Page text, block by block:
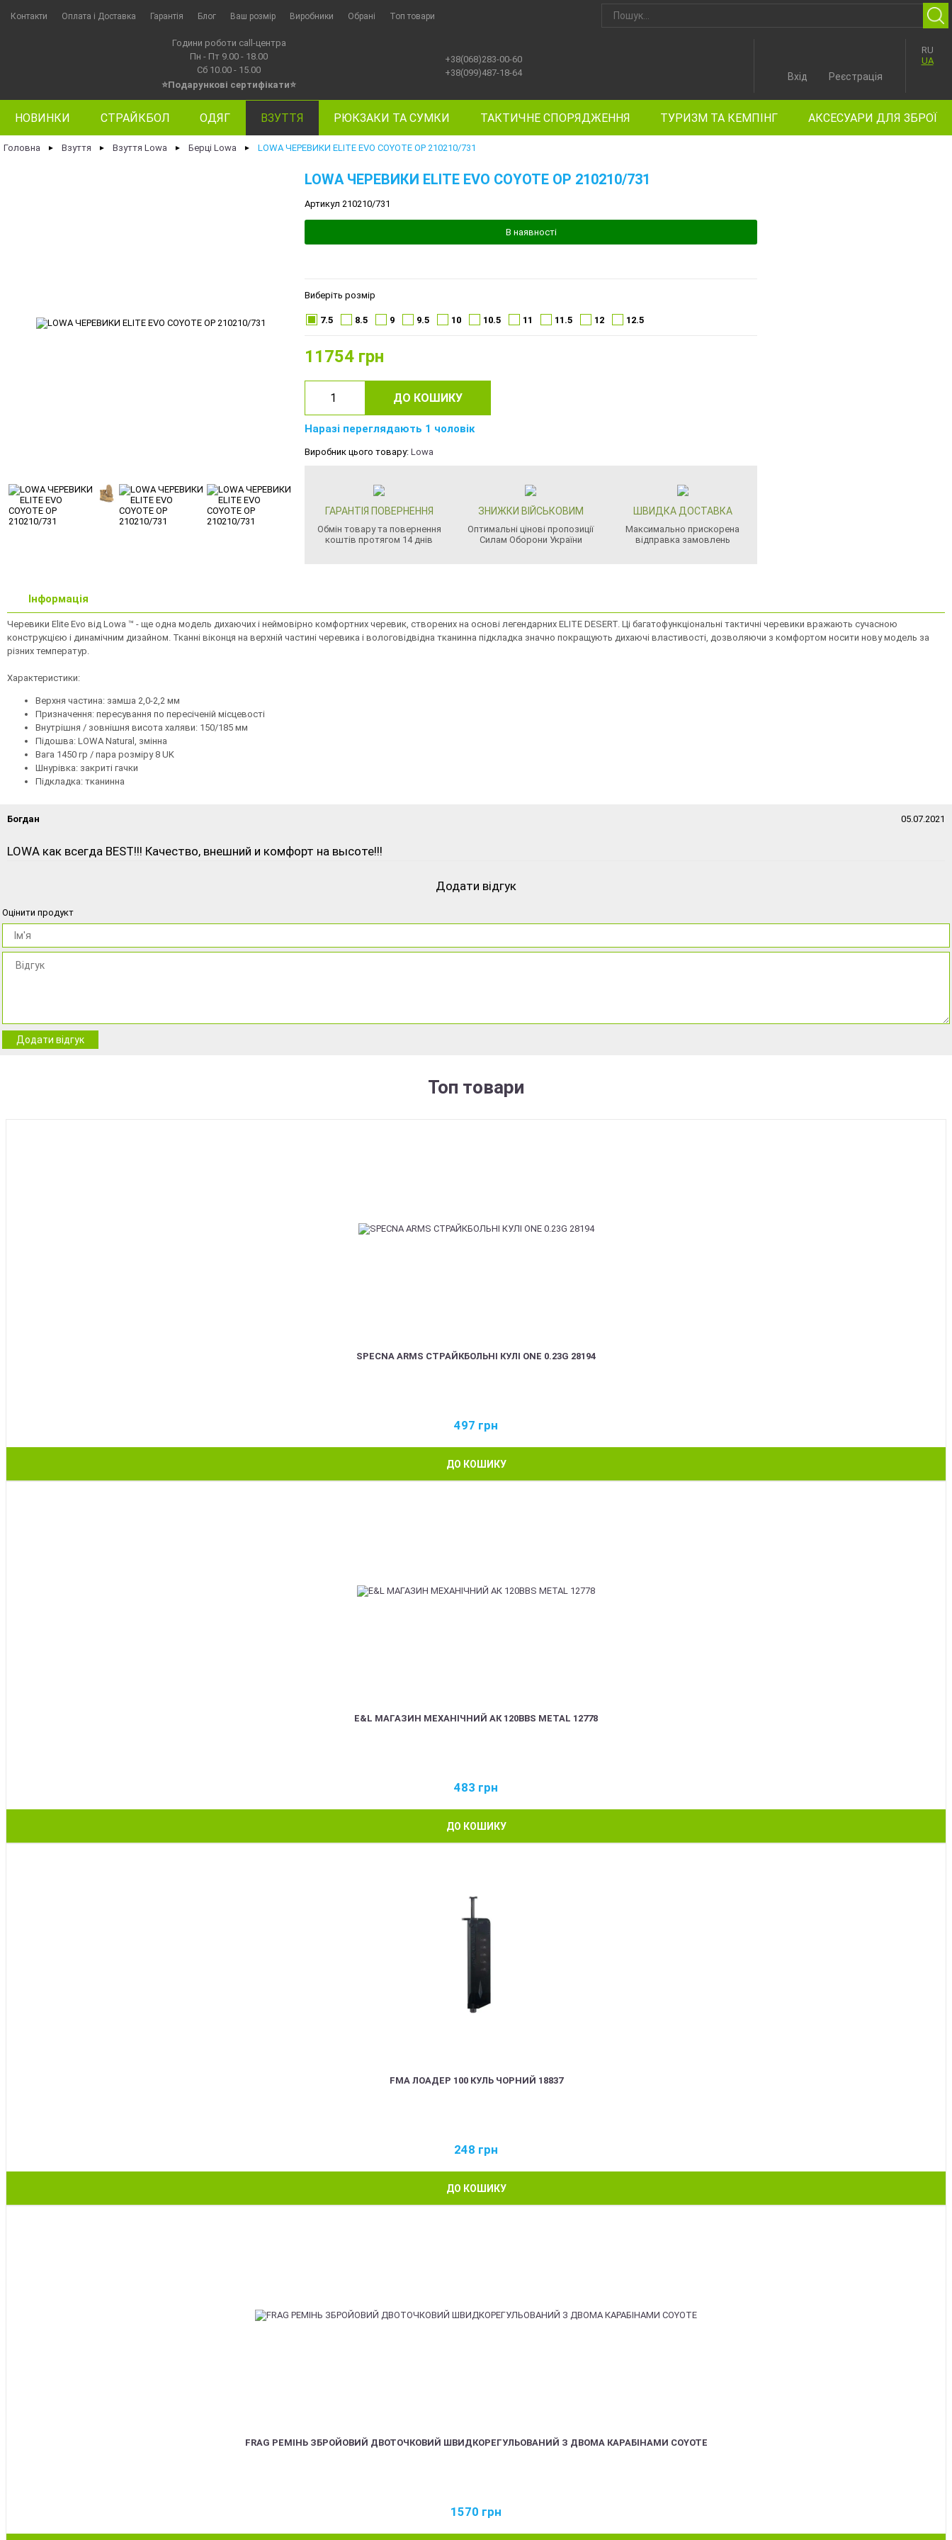
Контакти Оплата i Доставка Гарантія Блог Ваш розмір Виробники Обрані Топ товари
Години роботи call-центра
Пн - Пт 9.00 - 18.00
Сб 10.00 - 15.00
⭐Подарункові сертифікати⭐
+38(068)283-00-60
+38(099)487-18-64
RU
UA
Вхід Реєстрація
НОВИНКИ СТРАЙКБОЛ ОДЯГ ВЗУТТЯ РЮКЗАКИ ТА СУМКИ ТАКТИЧНЕ СПОРЯДЖЕННЯ ТУРИЗМ ТА КЕМПІНГ АКСЕСУАРИ ДЛЯ ЗБРОЇ
Головна ► Взуття ► Взуття Lowa ► Берці Lowa ► LOWA ЧЕРЕВИКИ ELITE EVO COYOTE OP 210210/731
LOWA ЧЕРЕВИКИ ELITE EVO COYOTE OP 210210/731
Артикул 210210/731
В наявності
Виберіть розмір
7.5 8.5 9 9.5 10 10.5 11 11.5 12 12.5
11754 грн
ДО КОШИКУ
Наразі переглядають 1 чоловік
Виробник цього товару: Lowa
ГАРАНТІЯ ПОВЕРНЕННЯ
Обмін товару та повернення
коштів протягом 14 днів
ЗНИЖКИ ВІЙСЬКОВИМ
Оптимальні цінові пропозиції
Силам Оборони України
ШВИДКА ДОСТАВКА
Максимально прискорена
відправка замовлень
Інформація
Черевики Elite Evo від Lowa ™ - ще одна модель дихаючих і неймовірно комфортних черевик, створених на основі легендарних ELITE DESERT. Ці багатофункціональні тактичні черевики вражають сучасною
конструкцією і динамічним дизайном. Тканні віконця на верхній частині черевика і вологовідвідна тканинна підкладка значно покращують дихаючі властивості, дозволяючи з комфортом носити нову модель за
різних температур.
Характеристики:
Верхня частина: замша 2,0-2,2 мм
Призначення: пересування по пересіченій місцевості
Внутрішня / зовнішня висота халяви: 150/185 мм
Підошва: LOWA Natural, змінна
Вага 1450 гр / пара розміру 8 UK
Шнурівка: закриті гачки
Підкладка: тканинна
Богдан 05.07.2021
LOWA как всегда BEST!!! Качество, внешний и комфорт на высоте!!!
Додати відгук
Оцінити продукт
Додати відгук
Топ товари
SPECNA ARMS СТРАЙКБОЛЬНІ КУЛІ ONE 0.23G 28194
497 грн
ДО КОШИКУ
E&L МАГАЗИН МЕХАНІЧНИЙ АК 120BBS METAL 12778
483 грн
ДО КОШИКУ
FMA ЛОАДЕР 100 КУЛЬ ЧОРНИЙ 18837
248 грн
ДО КОШИКУ
FRAG РЕМІНЬ ЗБРОЙОВИЙ ДВОТОЧКОВИЙ ШВИДКОРЕГУЛЬОВАНИЙ З ДВОМА КАРАБІНАМИ COYOTE
1570 грн